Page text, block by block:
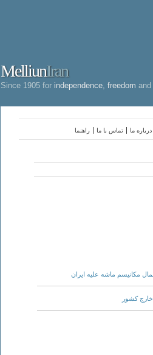
MelliunIran
Since 1905 for independence freedom and
راهنما تماس با ما درباره ما